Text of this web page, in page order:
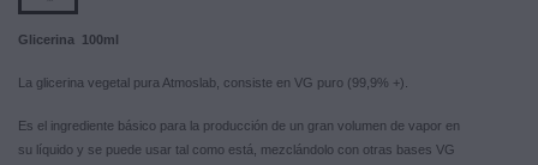
Glicerina 100ml
La glicerina vegetal pura Atmoslab, consiste en VG puro (99,9% +).
Es el ingrediente básico para la producción de un gran volumen de vapor en
su líquido y se puede usar tal como está, mezclándolo con otras bases VG